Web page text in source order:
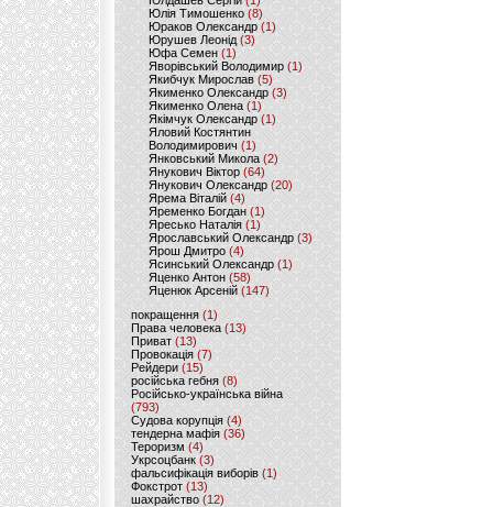
Юлія Тимошенко (8)
Юраков Олександр (1)
Юрушев Леонід (3)
Юфа Семен (1)
Яворівський Володимир (1)
Якибчук Мирослав (5)
Якименко Олександр (3)
Якименко Олена(1)
Якімчук Олександр (1)
Яловий Костянтин
Володимирович (1)
Янковський Микола(2)
Янукович Віктор (64)
Янукович Олександр(20)
Ярема Віталій(4)
Яременко Богдан(1)
Яресько Наталія(1)
Ярославський Олександр (3)
Ярош Дмитро (4)
Ясинський Олександр (1)
Яценко Антон(58)
Яценюк Арсеній (147)
покращення (1)
Права человека(13)
Приват (13)
Провокація (7)
Рейдери (15)
російська гебня (8)
Російсько-українська війна
(793)
Судова корупція (4)
тендерна мафія (36)
Тероризм (4)
Укрсоцбанк (3)
фальсифікація виборів (1)
Фокстрот(13)
шахрайство (12)